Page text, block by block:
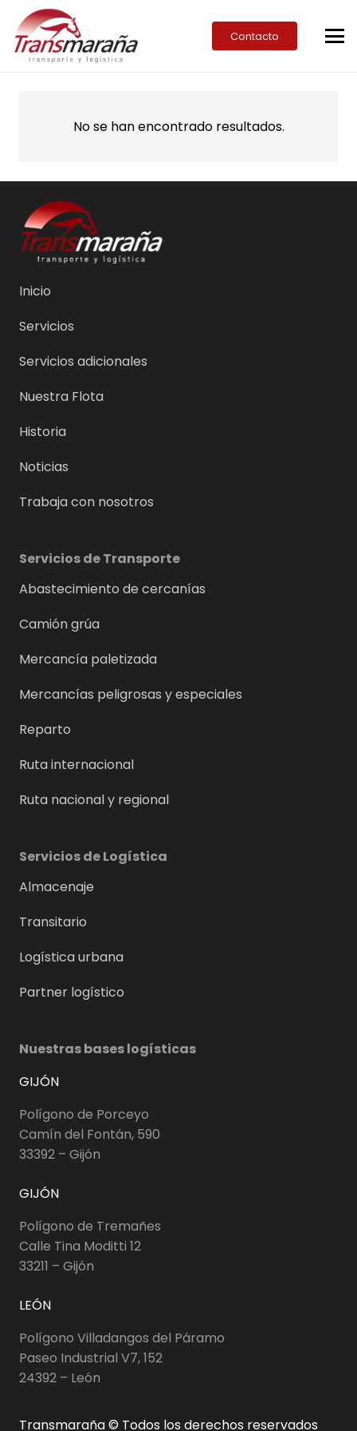
Contacto
No se han encontrado resultados.
Inicio
Servicios
Servicios adicionales
Nuestra Flota
Historia
Noticias
Trabaja con nosotros
Servicios de Transporte
Abastecimiento de cercanías
Camión grúa
Mercancía paletizada
Mercancías peligrosas y especiales
Reparto
Ruta internacional
Ruta nacional y regional
Servicios de Logística
Almacenaje
Transitario
Logística urbana
Partner logístico
Nuestras bases logísticas
GIJÓN
Polígono de Porceyo
Camín del Fontán, 590
33392 – Gijón
GIJÓN
Polígono de Tremañes
Calle Tina Moditti 12
33211 – Gijón
LEÓN
Polígono Villadangos del Páramo
Paseo Industrial V7, 152
24392 – León
Transmaraña © Todos los derechos reservados